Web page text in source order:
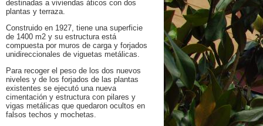
destinadas a viviendas áticos con dos
plantas y terraza.
Construido en 1927, tiene una superficie
de 1400 m2 y su estructura está
compuesta por muros de carga y forjados
unidireccionales de viguetas metálicas.
Para recoger el peso de los dos nuevos
niveles y de los forjados de las plantas
existentes se ejecutó una nueva
cimentación y estructura con pilares y
vigas metálicas que quedaron ocultos en
falsos techos y mochetas.